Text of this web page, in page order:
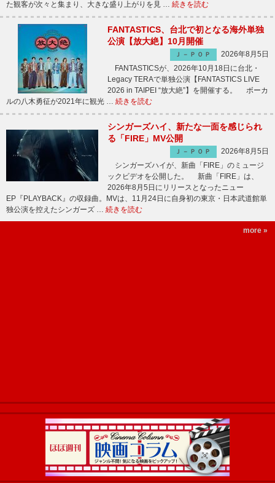
た観客が次々と集まり、大きな盛り上がりを見 … 続きを読む
FANTASTICS、台北で初となる海外単独
公演【放大絶】10月開催
Ｊ－ＰＯＰ
2026年8月5日
FANTASTICSが、2026年10月18日に台北・
Legacy TERAで単独公演【FANTASTICS LIVE
2026 in TAIPEI “放大絶”】を開催する。 ボーカ
ルの八木勇征が2021年に観光 … 続きを読む
シンガーズハイ、新たな一面を感じられ
る「FIRE」MV公開
Ｊ－ＰＯＰ
2026年8月5日
シンガーズハイが、新曲「FIRE」のミュージ
ックビデオを公開した。 新曲「FIRE」は、
2026年8月5日にリリースとなったニュー
EP『PLAYBACK』の収録曲。MVは、11月24日に自身初の東京・日本武道館単
独公演を控えたシンガーズ … 続きを読む
more »